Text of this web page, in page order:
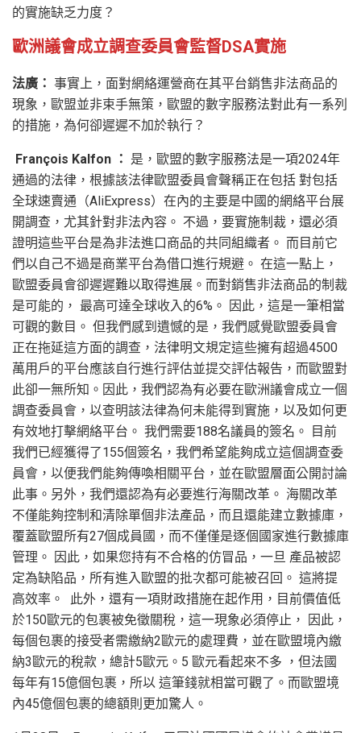
的實施缺乏力度？
歐洲議會成立調查委員會監督DSA實施
法廣： 事實上，面對網絡運營商在其平台銷售非法商品的
現象，歐盟並非束手無策，歐盟的數字服務法對此有一系列
的措施，為何卻遲遲不加於執行？
François Kalfon ： 是，歐盟的數字服務法是一項2024年
通過的法律，根據該法律歐盟委員會聲稱正在包括 對包括
全球速賣通（AliExpress）在內的主要是中國的網絡平台展
開調查，尤其針對非法內容。 不過，要實施制裁，還必須
證明這些平台是為非法進口商品的共同組織者。 而目前它
們以自己不過是商業平台為借口進行規避。 在這一點上，
歐盟委員會卻遲遲難以取得進展。而對銷售非法商品的制裁
是可能的， 最高可達全球收入的6%。 因此，這是一筆相當
可觀的數目。 但我們感到遺憾的是，我們感覺歐盟委員會
正在拖延這方面的調查，法律明文規定這些擁有超過4500
萬用戶的平台應該自行進行評估並提交評估報告，而歐盟對
此卻一無所知。因此，我們認為有必要在歐洲議會成立一個
調查委員會，以查明該法律為何未能得到實施，以及如何更
有效地打擊網絡平台。 我們需要188名議員的簽名。 目前
我們已經獲得了155個簽名，我們希望能夠成立這個調查委
員會，以便我們能夠傳喚相關平台，並在歐盟層面公開討論
此事。另外，我們還認為有必要進行海關改革。 海關改革
不僅能夠控制和清除單個非法產品，而且還能建立數據庫，
覆蓋歐盟所有27個成員國，而不僅僅是逐個國家進行數據庫
管理。 因此，如果您持有不合格的仿冒品，一旦 產品被認
定為缺陷品，所有進入歐盟的批次都可能被召回。 這將提
高效率。 此外，還有一項財政措施在起作用，目前價值低
於150歐元的包裹被免徵關稅，這一現象必須停止， 因此，
每個包裹的接受者需繳納2歐元的處理費，並在歐盟境內繳
納3歐元的稅款，總計5歐元。5 歐元看起來不多 ，但法國
每年有15億個包裹，所以 這筆錢就相當可觀了。而歐盟境
內45億個包裹的總額則更加驚人。